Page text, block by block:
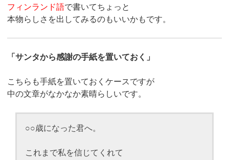
フィンランド語で書いてちょっと
本物らしさを出してみるのもいいかもです。
「サンタから感謝の手紙を置いておく」
こちらも手紙を置いておくケースですが
中の文章がなかなか素晴らしいです。
○○歳になった君へ。
これまで私を信じてくれて